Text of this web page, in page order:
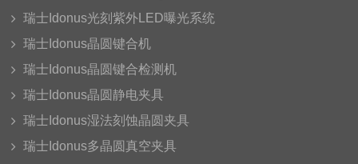
瑞士Idonus光刻紫外LED曝光系统
瑞士Idonus晶圆键合机
瑞士Idonus晶圆键合检测机
瑞士Idonus晶圆静电夹具
瑞士Idonus湿法刻蚀晶圆夹具
瑞士Idonus多晶圆真空夹具